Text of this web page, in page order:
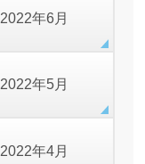
2022年6月
2022年5月
2022年4月